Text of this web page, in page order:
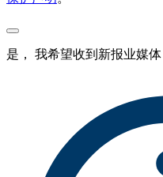
是， 我希望收到新报业媒体